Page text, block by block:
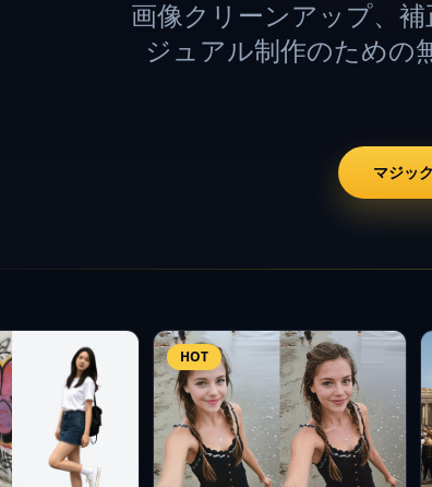
画像クリーンアップ、
ジュアル制作のための
マジッ
AI画像ツールを
HOT